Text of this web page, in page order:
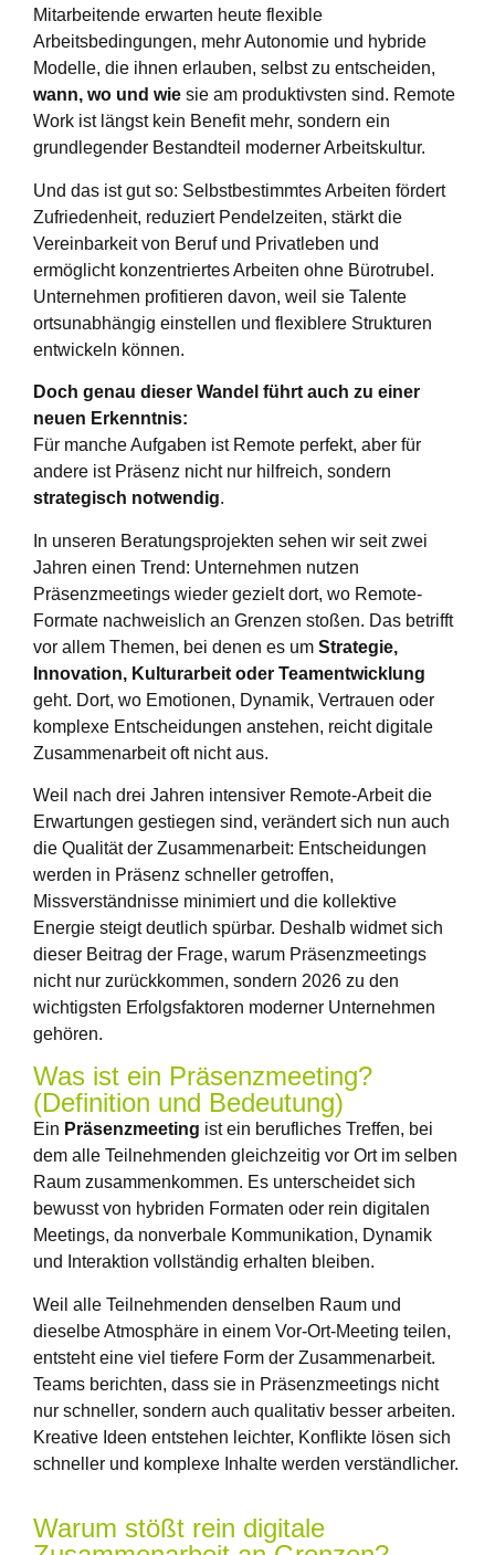
Mitarbeitende erwarten heute flexible
Arbeitsbedingungen, mehr Autonomie und hybride
Modelle, die ihnen erlauben, selbst zu entscheiden,
wann, wo und wie sie am produktivsten sind. Remote
Work ist längst kein Benefit mehr, sondern ein
grundlegender Bestandteil moderner Arbeitskultur.
Und das ist gut so: Selbstbestimmtes Arbeiten fördert
Zufriedenheit, reduziert Pendelzeiten, stärkt die
Vereinbarkeit von Beruf und Privatleben und
ermöglicht konzentriertes Arbeiten ohne Bürotrubel.
Unternehmen profitieren davon, weil sie Talente
ortsunabhängig einstellen und flexiblere Strukturen
entwickeln können.
Doch genau dieser Wandel führt auch zu einer
neuen Erkenntnis:
Für manche Aufgaben ist Remote perfekt, aber für
andere ist Präsenz nicht nur hilfreich, sondern
strategisch notwendig.
In unseren Beratungsprojekten sehen wir seit zwei
Jahren einen Trend: Unternehmen nutzen
Präsenzmeetings wieder gezielt dort, wo Remote-
Formate nachweislich an Grenzen stoßen. Das betrifft
vor allem Themen, bei denen es um Strategie,
Innovation, Kulturarbeit oder Teamentwicklung
geht. Dort, wo Emotionen, Dynamik, Vertrauen oder
komplexe Entscheidungen anstehen, reicht digitale
Zusammenarbeit oft nicht aus.
Weil nach drei Jahren intensiver Remote-Arbeit die
Erwartungen gestiegen sind, verändert sich nun auch
die Qualität der Zusammenarbeit: Entscheidungen
werden in Präsenz schneller getroffen,
Missverständnisse minimiert und die kollektive
Energie steigt deutlich spürbar. Deshalb widmet sich
dieser Beitrag der Frage, warum Präsenzmeetings
nicht nur zurückkommen, sondern 2026 zu den
wichtigsten Erfolgsfaktoren moderner Unternehmen
gehören.
Was ist ein Präsenzmeeting?
(Definition und Bedeutung)
Ein Präsenzmeeting ist ein berufliches Treffen, bei
dem alle Teilnehmenden gleichzeitig vor Ort im selben
Raum zusammenkommen. Es unterscheidet sich
bewusst von hybriden Formaten oder rein digitalen
Meetings, da nonverbale Kommunikation, Dynamik
und Interaktion vollständig erhalten bleiben.
Weil alle Teilnehmenden denselben Raum und
dieselbe Atmosphäre in einem Vor-Ort-Meeting teilen,
entsteht eine viel tiefere Form der Zusammenarbeit.
Teams berichten, dass sie in Präsenzmeetings nicht
nur schneller, sondern auch qualitativ besser arbeiten.
Kreative Ideen entstehen leichter, Konflikte lösen sich
schneller und komplexe Inhalte werden verständlicher.
Warum stößt rein digitale